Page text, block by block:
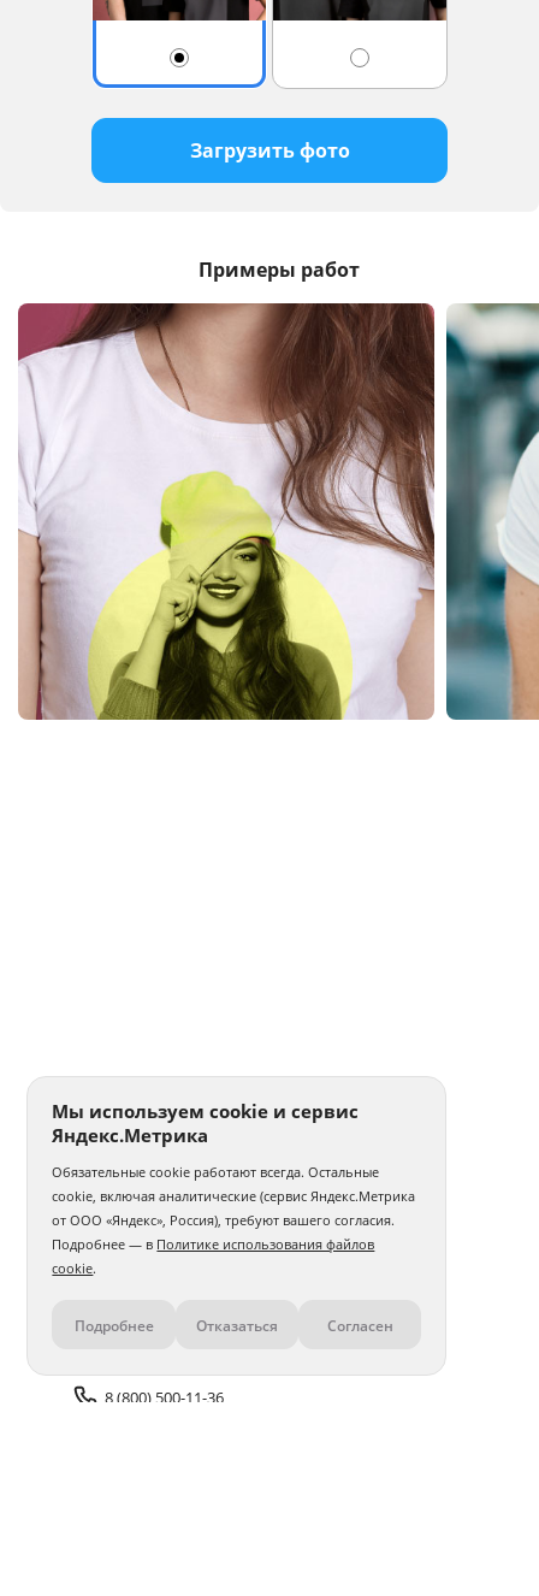
Загрузить фото
Примеры работ
Контакты
8 (800) 500-11-36
Мы используем cookie и сервис
Яндекс.Метрика
Обязательные cookie работают всегда. Остальные
cookie, включая аналитические (сервис Яндекс.Метрика
от ООО «Яндекс», Россия), требуют вашего согласия.
Подробнее — в Политике использования файлов
cookie.
Подробнее Отказаться Согласен